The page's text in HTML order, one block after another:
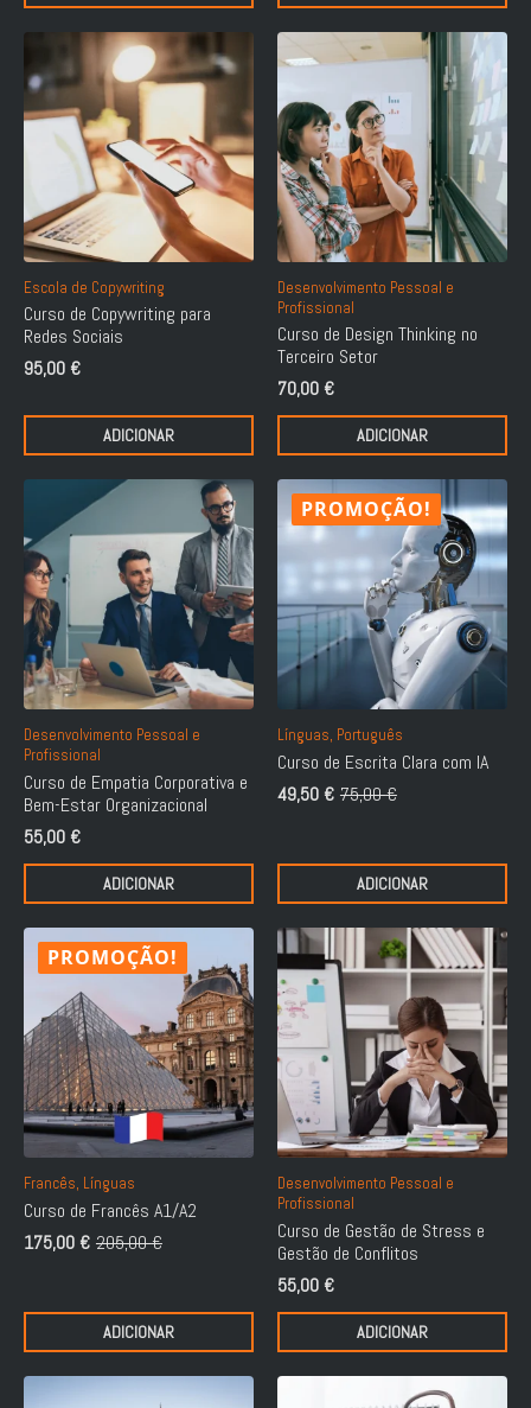
Escola de Copywriting
Curso de Copywriting para
Redes Sociais
95,00 €
ADICIONAR
Desenvolvimento Pessoal e
Profissional
Curso de Design Thinking no
Terceiro Setor
70,00 €
ADICIONAR
Desenvolvimento Pessoal e
Profissional
Curso de Empatia Corporativa e
Bem-Estar Organizacional
55,00 €
ADICIONAR
PROMOÇÃO!
Línguas, Português
Curso de Escrita Clara com IA
75,00€
O
era:
49,50 €
O
é:
ADICIONAR
PROMOÇÃO!
Francês, Línguas
Curso de Francês A1/A2
205,00€
O
era:
175,00 €
O
é:
ADICIONAR
Desenvolvimento Pessoal e
Profissional
Curso de Gestão de Stress e
Gestão de Conflitos
55,00 €
ADICIONAR